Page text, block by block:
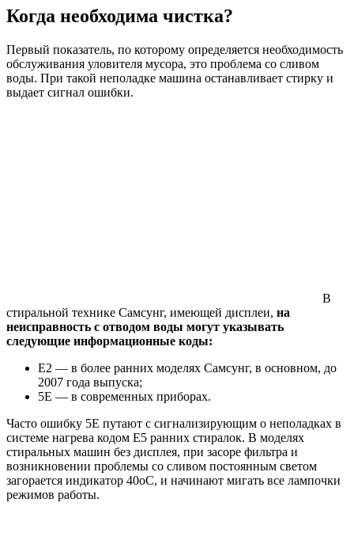
Когда необходима чистка?
Первый показатель, по которому определяется необходимость
обслуживания уловителя мусора, это проблема со сливом
воды. При такой неполадке машина останавливает стирку и
выдает сигнал ошибки.
В
стиральной технике Самсунг, имеющей дисплеи, на
неисправность с отводом воды могут указывать
следующие информационные коды:
Е2 — в более ранних моделях Самсунг, в основном, до
2007 года выпуска;
5Е — в современных приборах.
Часто ошибку 5Е путают с сигнализирующим о неполадках в
системе нагрева кодом Е5 ранних стиралок. В моделях
стиральных машин без дисплея, при засоре фильтра и
возникновении проблемы со сливом постоянным светом
загорается индикатор 40оС, и начинают мигать все лампочки
режимов работы.